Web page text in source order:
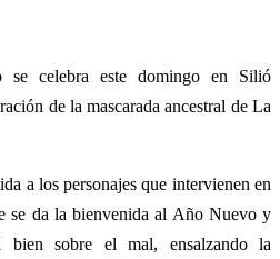
celebra este domingo en Silió
de la mascarada ancestral de La
a los personajes que intervienen en
se da la bienvenida al Año Nuevo y
sobre el mal, ensalzando la